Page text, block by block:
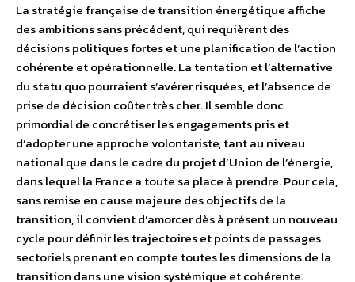
La stratégie française de transition énergétique affiche
des ambitions sans précédent, qui requièrent des
décisions politiques fortes et une planification de l’action
cohérente et opérationnelle. La tentation et l’alternative
du statu quo pourraient s’avérer risquées, et l’absence de
prise de décision coûter très cher. Il semble donc
primordial de concrétiser les engagements pris et
d’adopter une approche volontariste, tant au niveau
national que dans le cadre du projet d’Union de l’énergie,
dans lequel la France a toute sa place à prendre. Pour cela,
sans remise en cause majeure des objectifs de la
transition, il convient d’amorcer dès à présent un nouveau
cycle pour définir les trajectoires et points de passages
sectoriels prenant en compte toutes les dimensions de la
transition dans une vision systémique et cohérente.